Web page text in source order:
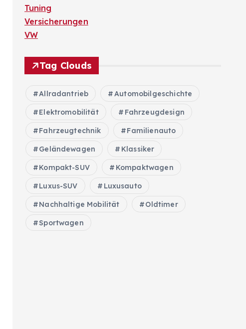
Tuning
Versicherungen
VW
Tag Clouds
Allradantrieb Automobilgeschichte
Elektromobilität Fahrzeugdesign
Fahrzeugtechnik Familienauto
Geländewagen Klassiker
Kompakt-SUV Kompaktwagen
Luxus-SUV Luxusauto
Nachhaltige Mobilität Oldtimer
Sportwagen